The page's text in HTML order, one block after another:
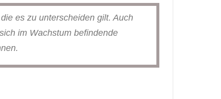
es zu unterscheiden gilt. Auch
im Wachstum befindende